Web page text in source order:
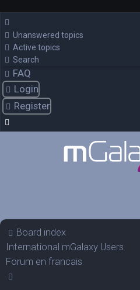
Unanswered topics
Active topics
Search
FAQ
Login
Register
Board index
International mGalaxy Users
Forum en francais